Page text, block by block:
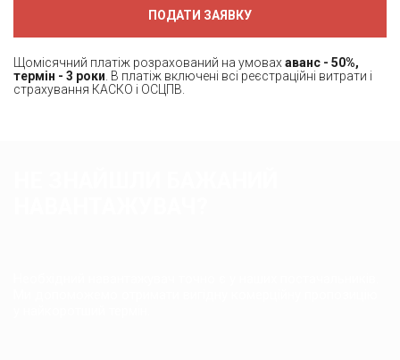
ПОДАТИ ЗАЯВКУ
Щомісячний платіж розрахований на умовах аванс - 50%,
термін - 3 роки . В платіж включені всі реєстраційні витрати і
страхування КАСКО і ОСЦПВ.